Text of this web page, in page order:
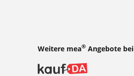
Weitere mea® Angebote bei